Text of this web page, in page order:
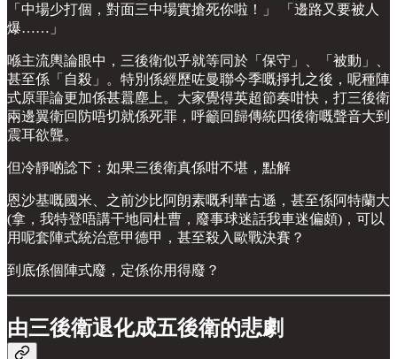
「中場少打個，對面三中場實搶死你啦！」 「邊路又要被人
爆……」
喺主流輿論眼中，三後衛似乎就等同於「保守」、「被動」、
甚至係「自殺」。特別係經歷咗曼聯今季嘅掙扎之後，呢種陣
式原罪論更加係甚囂塵上。大家覺得英超節奏咁快，打三後衛
兩邊翼衛回防唔切就係死罪，呼籲回歸傳統四後衛嘅聲音大到
震耳欲聾。
但冷靜啲諗下：如果三後衛真係咁不堪，點解
恩沙基嘅國米、之前沙比阿朗素嘅利華古遜，甚至係阿特蘭大
(拿，我特登唔講干地同杜曹，廢事球迷話我車迷偏頗)，可以
用呢套陣式統治意甲德甲，甚至殺入歐戰決賽？
到底係個陣式廢，定係你用得廢？
由三後衛退化成五後衛的悲劇